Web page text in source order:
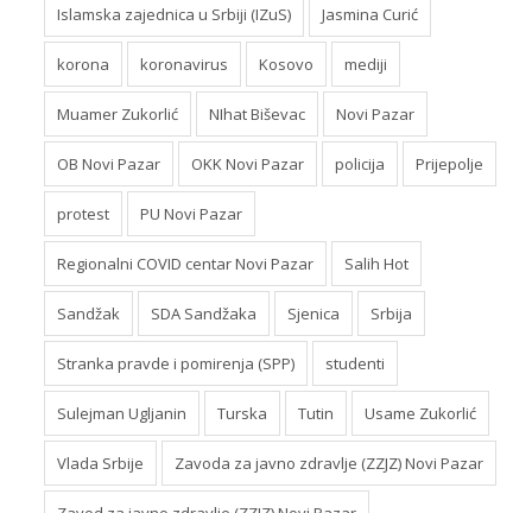
Islamska zajednica u Srbiji (IZuS) Jasmina Curić
korona koronavirus Kosovo mediji
Muamer Zukorlić NIhat Biševac Novi Pazar
OB Novi Pazar OKK Novi Pazar policija Prijepolje
protest PU Novi Pazar
Regionalni COVID centar Novi Pazar Salih Hot
Sandžak SDA Sandžaka Sjenica Srbija
Stranka pravde i pomirenja (SPP) studenti
Sulejman Ugljanin Turska Tutin Usame Zukorlić
Vlada Srbije Zavoda za javno zdravlje (ZZJZ) Novi Pazar